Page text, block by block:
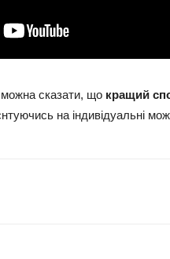
можна сказати, що кращий
на індивідуальні